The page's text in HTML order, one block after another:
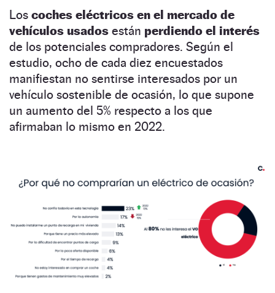
Los coches eléctricos en el mercado de
vehículos usados están perdiendo el interés
de los potenciales compradores. Según el
estudio, ocho de cada diez encuestados
manifiestan no sentirse interesados por un
vehículo sostenible de ocasión, lo que supone
un aumento del 5% respecto a los que
afirmaban lo mismo en 2022.